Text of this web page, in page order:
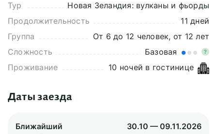
Тур
Новая Зеландия: вулканы и фьорды
Продолжительность
11 дней
Группа
От 6 до 12 человек, от 12 лет
Сложность
Базовая ?
Проживание 10 ночей в гостинице
Даты заезда
Ближайший
30.10 — 09.11.2026